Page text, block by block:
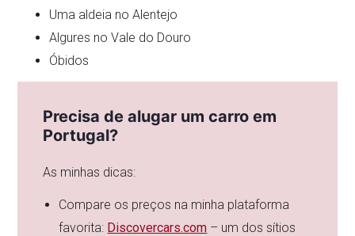
Uma aldeia no Alentejo
Algures no Vale do Douro
Óbidos
Precisa de alugar um carro em
Portugal?
As minhas dicas:
Compare os preços na minha plataforma
favorita: Discovercars.com – um dos sítios